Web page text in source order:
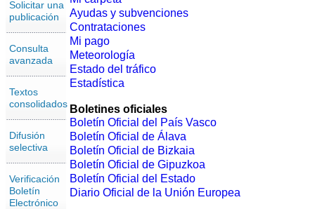
Solicitar una
publicación
Consulta
avanzada
Textos
consolidados
Difusión
selectiva
Verificación
Boletín
Electrónico
Ayudas y subvenciones
Contrataciones
Mi pago
Meteorología
Estado del tráfico
Estadística
Boletines oficiales
Boletín Oficial del País Vasco
Boletín Oficial de Álava
Boletín Oficial de Bizkaia
Boletín Oficial de Gipuzkoa
Boletín Oficial del Estado
Diario Oficial de la Unión Europea